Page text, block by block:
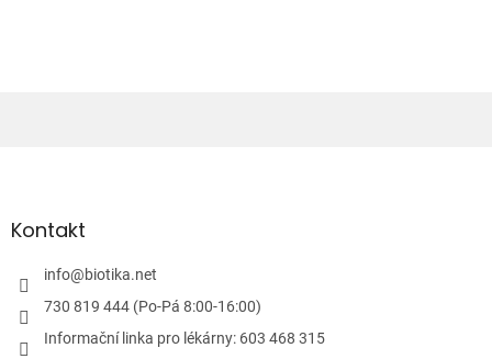
aKontakt
info@biotika.net
730 819 444 (Po-Pá 8:00-16:00)
Informační linka pro lékárny: 603 468 315